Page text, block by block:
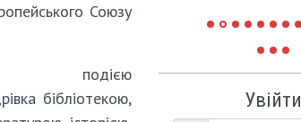
Союзу
подією
бібліотекою,
Увійти